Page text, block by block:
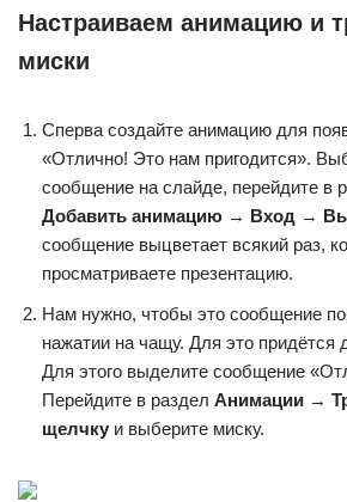
Настраиваем анимацию и
миски
Сперва создайте анимацию для
«Отлично! Это нам пригодится».
сообщение на слайде, перейдите в
Добавить анимацию → Вход →
сообщение выцветает всякий раз,
просматриваете презентацию.
Нам нужно, чтобы это сообщение
нажатии на чащу. Для это придётся
Для этого выделите сообщение
Перейдите в раздел Анимации →
щелчку и выберите миску.